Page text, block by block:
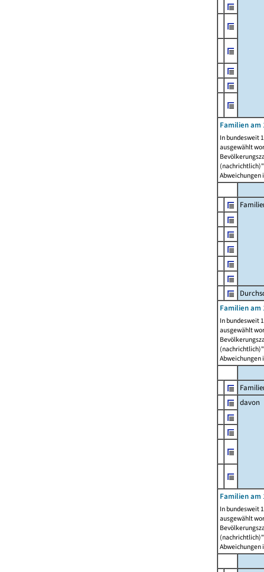
Familien am
In bundesweit
ausgewählt
Abweichungen
Familien am
In bundesweit
ausgewählt
Abweichungen
davon
Familien am
In bundesweit
ausgewählt
Abweichungen